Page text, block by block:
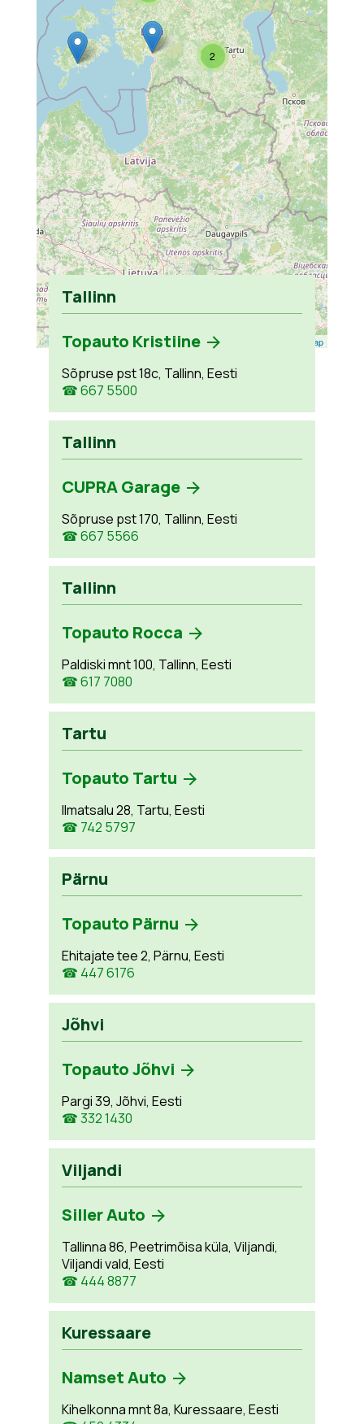
2
Leaflet OpenStreetMap
Tallinn
Topauto Kristiine
Sõpruse pst 18c, Tallinn, Eesti
☎ 667 5500
Tallinn
CUPRA Garage
Sõpruse pst 170, Tallinn, Eesti
☎ 667 5566
Tallinn
Topauto Rocca
Paldiski mnt 100, Tallinn, Eesti
☎ 617 7080
Tartu
Topauto Tartu
Ilmatsalu 28, Tartu, Eesti
☎ 742 5797
Pärnu
Topauto Pärnu
Ehitajate tee 2, Pärnu, Eesti
☎ 447 6176
Jõhvi
Topauto Jõhvi
Pargi 39, Jõhvi, Eesti
☎ 332 1430
Viljandi
Siller Auto
Tallinna 86, Peetrimõisa küla, Viljandi,
Viljandi vald, Eesti
☎ 444 8877
Kuressaare
Namset Auto
Kihelkonna mnt 8a, Kuressaare, Eesti